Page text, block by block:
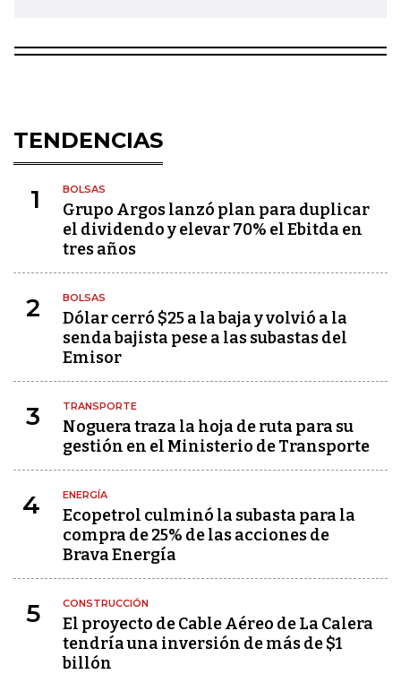
TENDENCIAS
1 BOLSAS
Grupo Argos lanzó plan para duplicar
el dividendo y elevar 70% el Ebitda en
tres años
2 BOLSAS
Dólar cerró $25 a la baja y volvió a la
senda bajista pese a las subastas del
Emisor
3 TRANSPORTE
Noguera traza la hoja de ruta para su
gestión en el Ministerio de Transporte
4 ENERGÍA
Ecopetrol culminó la subasta para la
compra de 25% de las acciones de
Brava Energía
5 CONSTRUCCIÓN
El proyecto de Cable Aéreo de La Calera
tendría una inversión de más de $1
billón